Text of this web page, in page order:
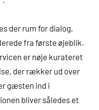
der rum for dialog,
fra første øjeblik.
er nøje kurateret
der rækker ud over
gæsten ind i
bliver således et